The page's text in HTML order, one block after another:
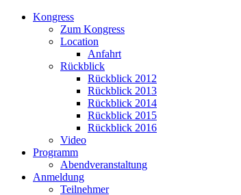
Kongress
Zum Kongress
Location
Anfahrt
Rückblick
Rückblick 2012
Rückblick 2013
Rückblick 2014
Rückblick 2015
Rückblick 2016
Video
Programm
Abendveranstaltung
Anmeldung
Teilnehmer